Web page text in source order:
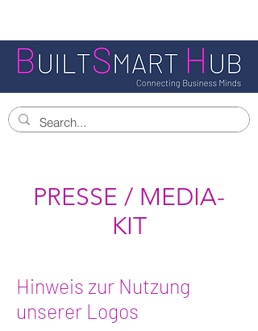
PRESSE / MEDIA-
KIT
Hinweis zur Nutzung
unserer Logos